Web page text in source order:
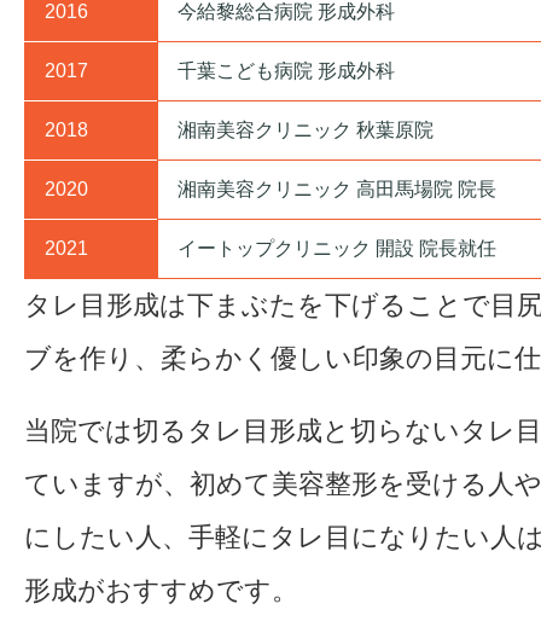
2016 今給黎総合病院 形成外科
2017 千葉こども病院 形成外科
2018 湘南美容クリニック 秋葉原院
2020 湘南美容クリニック 高田馬場院 院長
2021 イートップクリニック 開設 院長就任
タレ目形成は下まぶたを下げることで目
ブを作り、柔らかく優しい印象の目元に
当院では切るタレ目形成と切らないタレ
ていますが、初めて美容整形を受ける人
にしたい人、手軽にタレ目になりたい人
形成がおすすめです。